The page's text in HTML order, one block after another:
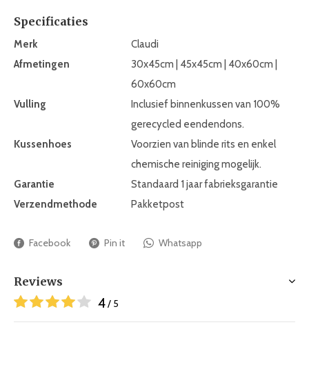
Specificaties
Merk
Claudi
Afmetingen
30x45cm | 45x45cm | 40x60cm |
60x60cm
Vulling
Inclusief binnenkussen van 100%
gerecycled eendendons.
Kussenhoes
Voorzien van blinde rits en enkel
chemische reiniging mogelijk.
Garantie
Standaard 1 jaar fabrieksgarantie
Verzendmethode
Pakketpost
Facebook Pin it Whatsapp
Reviews
4/ 5